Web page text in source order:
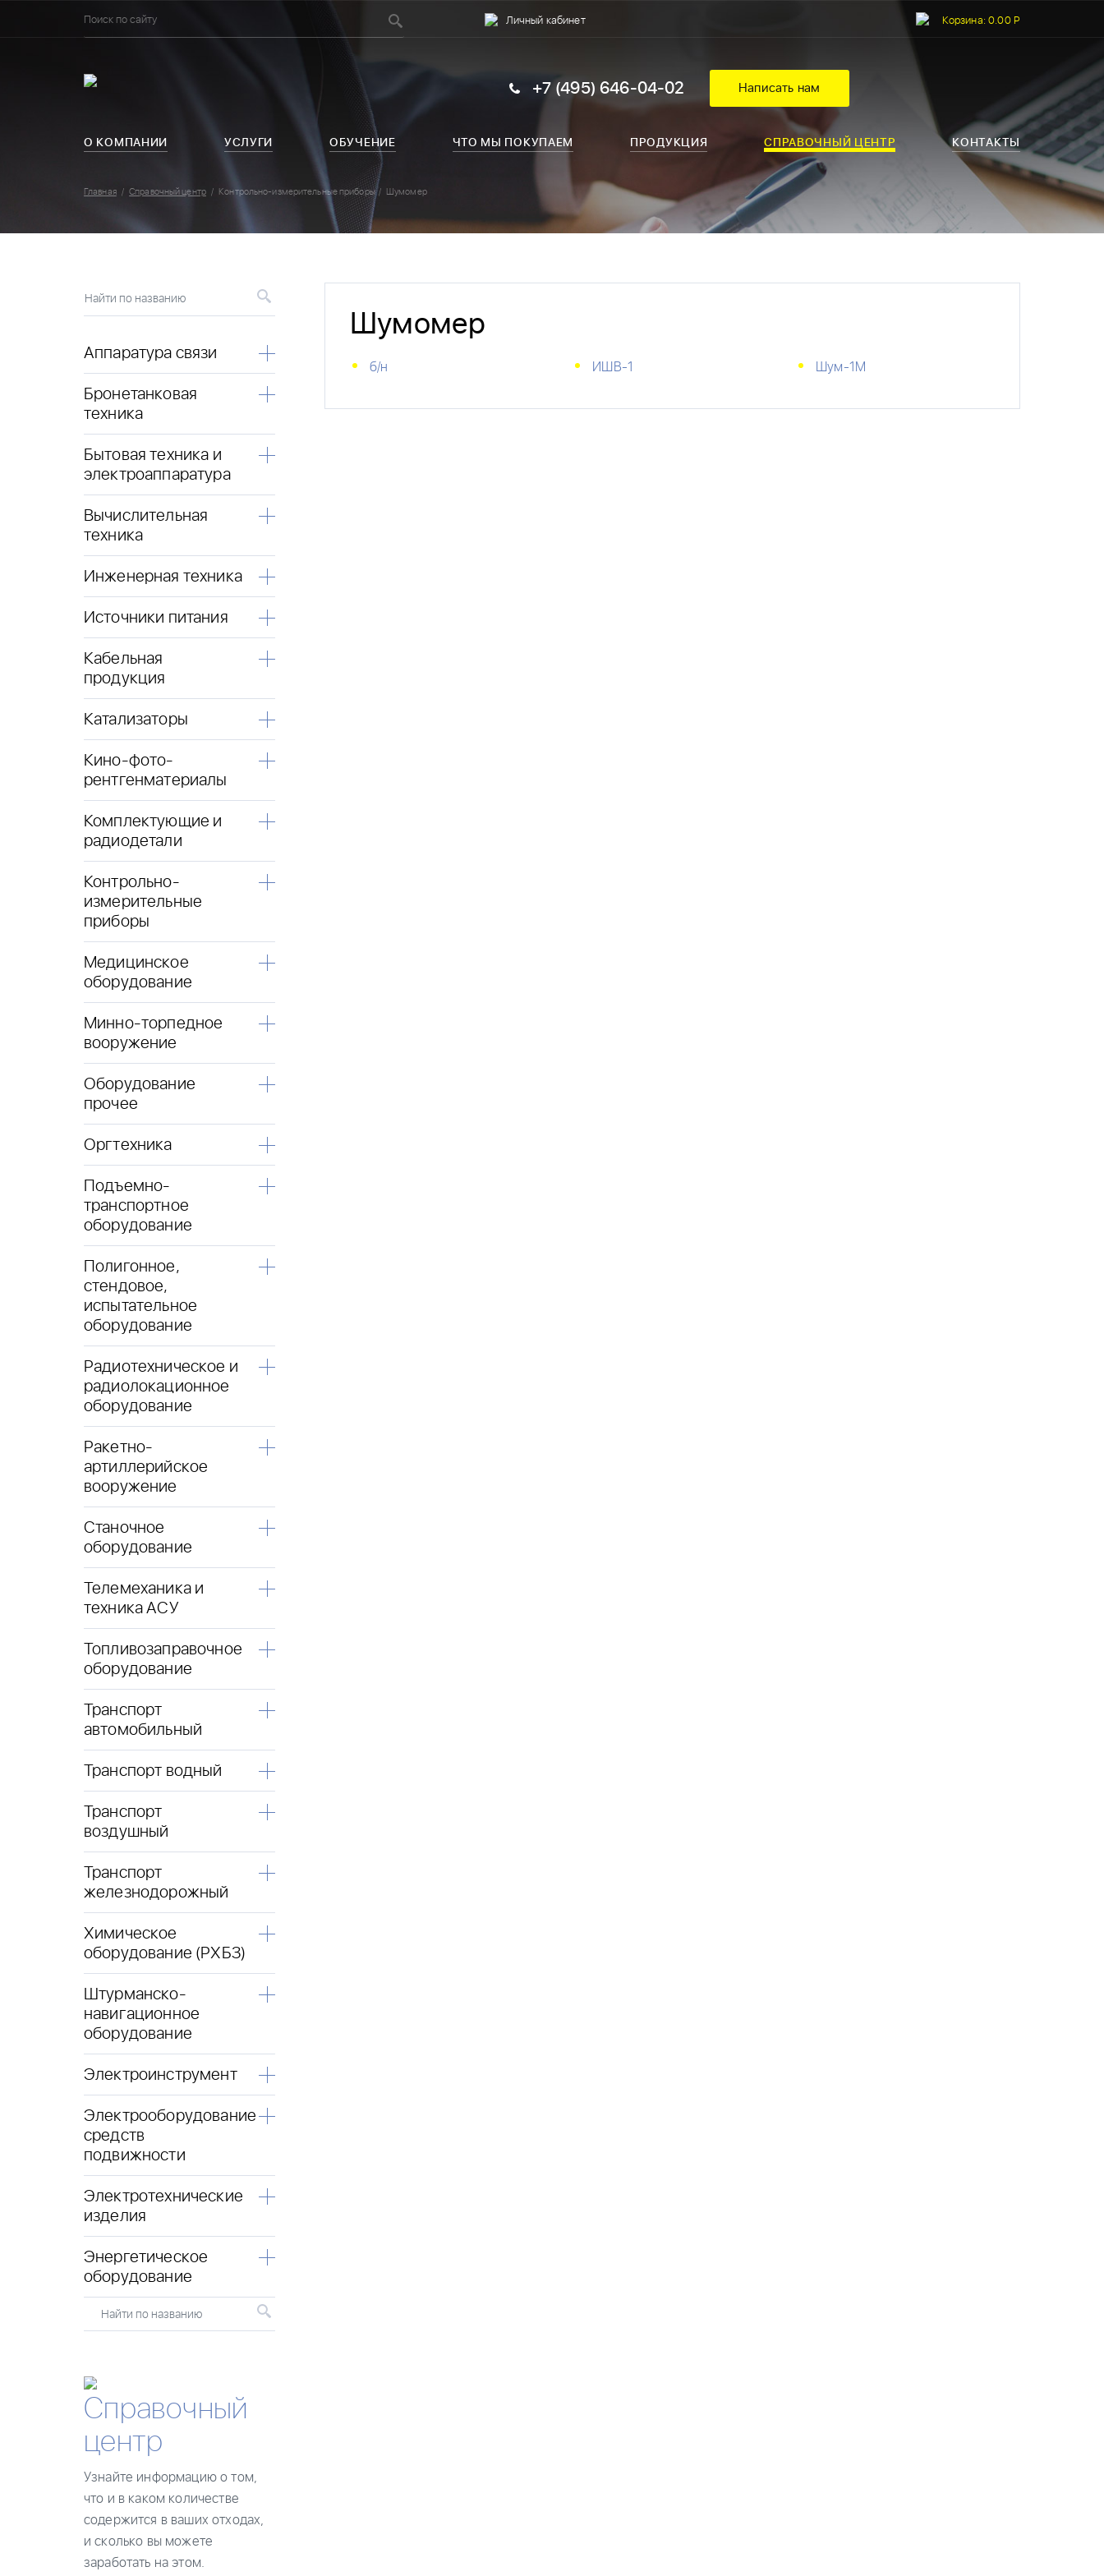
Личный кабинет Корзина: 0.00 Р
+7 (495) 646-04-02 Написать нам
О КОМПАНИИ УСЛУГИ ОБУЧЕНИЕ ЧТО МЫ ПОКУПАЕМ ПРОДУКЦИЯ СПРАВОЧНЫЙ ЦЕНТР КОНТАКТЫ
Главная Справочный центр Контрольно-измерительные приборы Шумомер
Найти по названию
Аппаратура связи
Бронетанковая
техника
Бытовая техника и
электроаппаратура
Вычислительная
техника
Инженерная техника
Источники питания
Кабельная
продукция
Катализаторы
Кино-фото-
рентгенматериалы
Комплектующие и
радиодетали
Контрольно-
измерительные
приборы
Медицинское
оборудование
Минно-торпедное
вооружение
Оборудование
прочее
Оргтехника
Подъемно-
транспортное
оборудование
Полигонное,
стендовое,
испытательное
оборудование
Радиотехническое и
радиолокационное
оборудование
Ракетно-
артиллерийское
вооружение
Станочное
оборудование
Телемеханика и
техника АСУ
Топливозаправочное
оборудование
Транспорт
автомобильный
Транспорт водный
Транспорт
воздушный
Транспорт
железнодорожный
Химическое
оборудование (РХБЗ)
Штурманско-
навигационное
оборудование
Электроинструмент
Электрооборудование
средств
подвижности
Электротехнические
изделия
Энергетическое
оборудование
Найти по названию
Справочный
центр
Узнайте информацию о том,
что и в каком количестве
содержится в ваших отходах,
и сколько вы можете
заработать на этом.
Шумомер
б/н ИШВ-1 Шум-1М